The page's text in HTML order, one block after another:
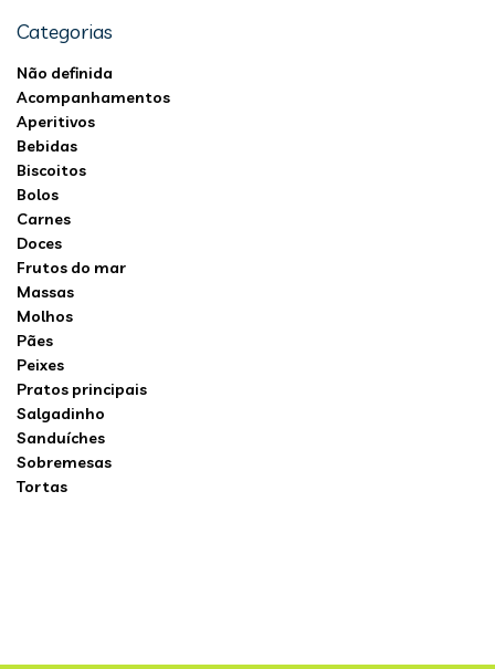
Categorias
Não definida
Acompanhamentos
Aperitivos
Bebidas
Biscoitos
Bolos
Carnes
Doces
Frutos do mar
Massas
Molhos
Pães
Peixes
Pratos principais
Salgadinho
Sanduíches
Sobremesas
Tortas